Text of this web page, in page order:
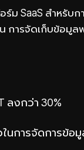
ม SaaS สำหรับ
น การจัดเก็บข้อมู
ลงกว่า 30%
นการจัดการข้อ